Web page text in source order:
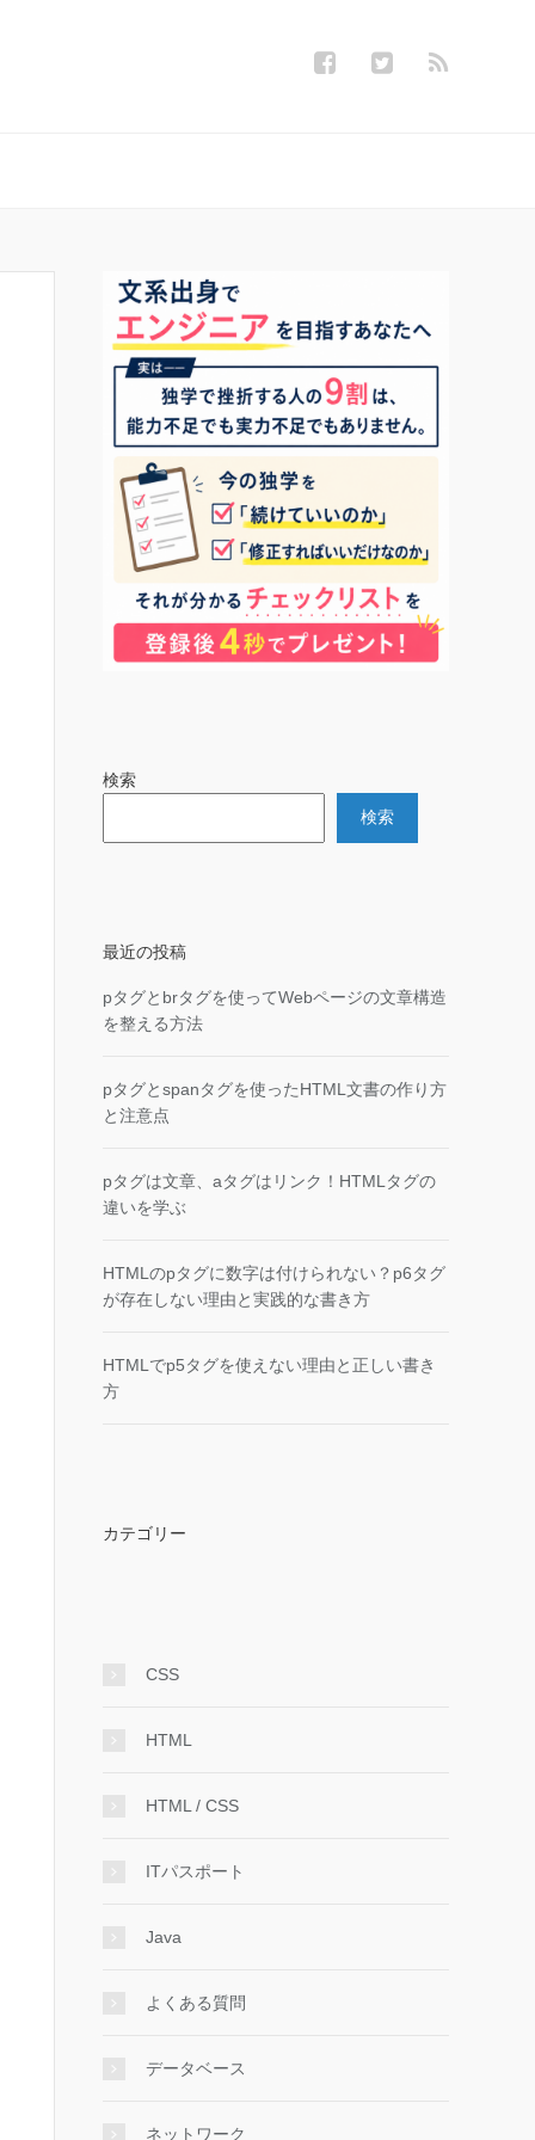
検索
検索
最近の投稿
pタグとbrタグを使ってWebページの文章構造
を整える方法
pタグとspanタグを使ったHTML文書の作り方
と注意点
pタグは文章、aタグはリンク！HTMLタグの
違いを学ぶ
HTMLのpタグに数字は付けられない？p6タグ
が存在しない理由と実践的な書き方
HTMLでp5タグを使えない理由と正しい書き
方
カテゴリー
CSS
HTML
HTML / CSS
ITパスポート
Java
よくある質問
データベース
ネットワーク